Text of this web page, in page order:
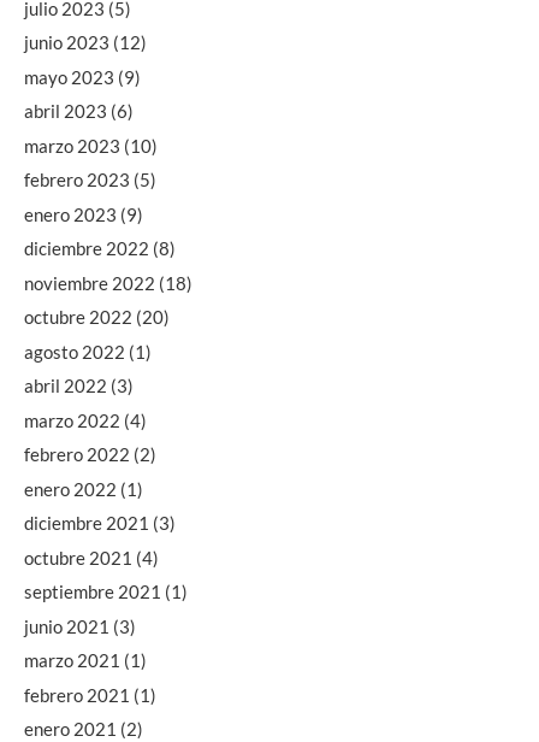
julio 2023 (5)
junio 2023 (12)
mayo 2023 (9)
abril 2023 (6)
marzo 2023 (10)
febrero 2023 (5)
enero 2023 (9)
diciembre 2022 (8)
noviembre 2022 (18)
octubre 2022 (20)
agosto 2022 (1)
abril 2022 (3)
marzo 2022 (4)
febrero 2022 (2)
enero 2022 (1)
diciembre 2021 (3)
octubre 2021 (4)
septiembre 2021 (1)
junio 2021 (3)
marzo 2021 (1)
febrero 2021 (1)
enero 2021 (2)